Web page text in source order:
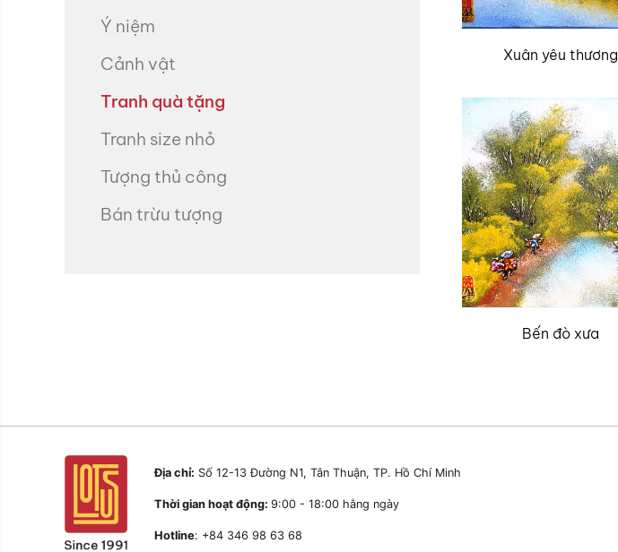
Ý niệm
Cảnh vật
Tranh quà tặng
Tranh size nhỏ
Tượng thủ công
Bán trừu tượng
Xuân yêu thương
Bến đò xưa
Địa chỉ: Số 12-13 Đường N1, Tân Thuận, TP. Hồ Chí Minh
Thời gian hoạt động: 9:00 - 18:00 hằng ngày
Hotline: +84 346 98 63 68